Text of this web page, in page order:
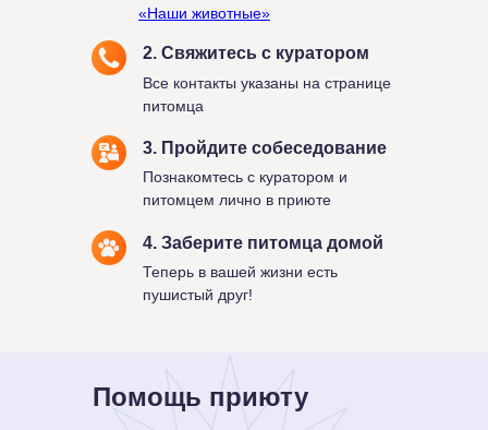
«Наши животные»
2. Свяжитесь с куратором
Все контакты указаны на странице
питомца
3. Пройдите собеседование
Познакомтесь с куратором и
питомцем лично в приюте
4. Заберите питомца домой
Теперь в вашей жизни есть
пушистый друг!
Помощь приюту